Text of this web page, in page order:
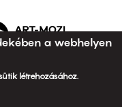
a webhelyen
létrehozásához.